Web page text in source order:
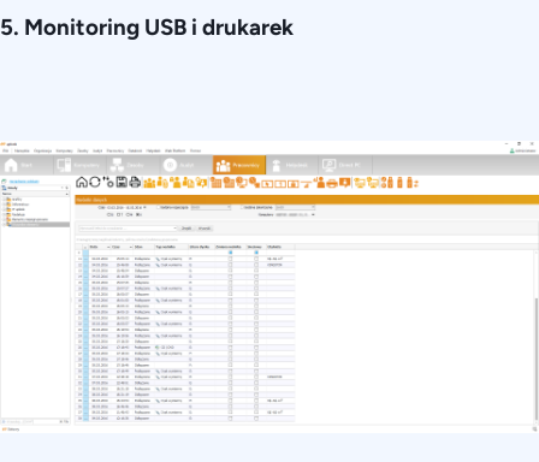
5. Monitoring USB i drukarek